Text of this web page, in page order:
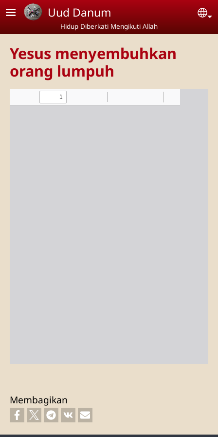
Lompat ke isi utama
Uud Danum
Hidup Diberkati Mengikuti Allah
Yesus menyembuhkan
orang lumpuh
Membagikan